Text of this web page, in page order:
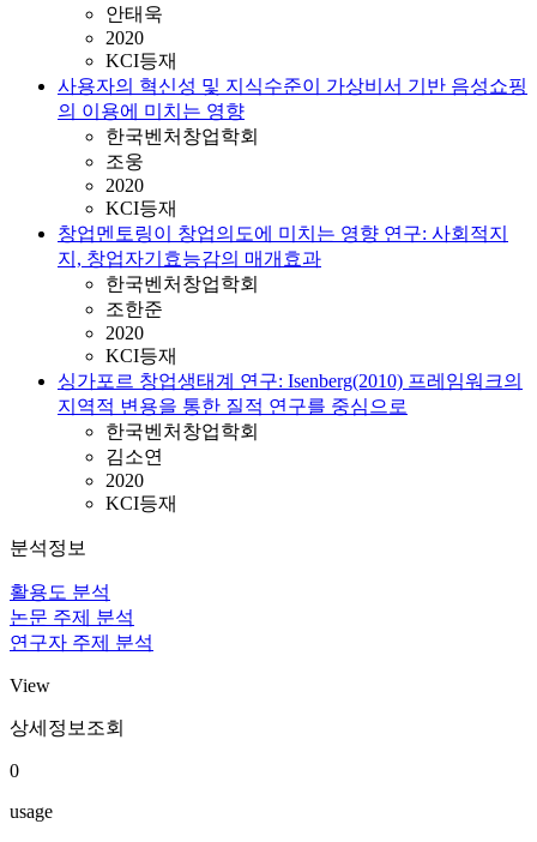
안태욱
2020
KCI등재
사용자의 혁신성 및 지식수준이 가상비서 기반 음성쇼핑
의 이용에 미치는 영향
한국벤처창업학회
조웅
2020
KCI등재
창업멘토링이 창업의도에 미치는 영향 연구: 사회적지
지, 창업자기효능감의 매개효과
한국벤처창업학회
조한준
2020
KCI등재
싱가포르 창업생태계 연구: Isenberg(2010) 프레임워크의
지역적 변용을 통한 질적 연구를 중심으로
한국벤처창업학회
김소연
2020
KCI등재
분석정보
활용도 분석
논문 주제 분석
연구자 주제 분석
View
상세정보조회
0
usage